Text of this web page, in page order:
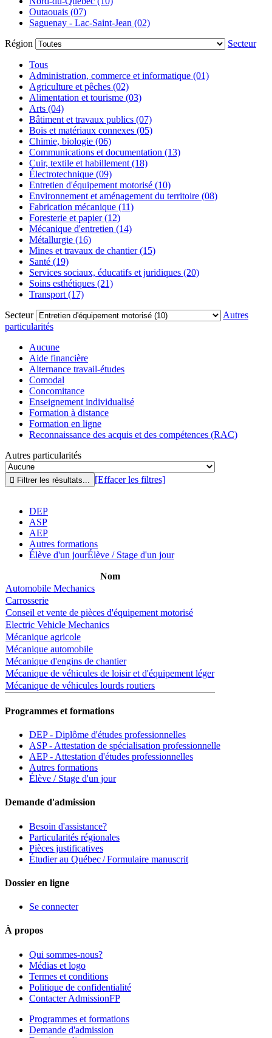
Outaouais (07)
Saguenay - Lac-Saint-Jean (02)
Région
Secteur
Tous
Administration, commerce et informatique (01)
Agriculture et pêches (02)
Alimentation et tourisme (03)
Arts (04)
Bâtiment et travaux publics (07)
Bois et matériaux connexes (05)
Chimie, biologie (06)
Communications et documentation (13)
Cuir, textile et habillement (18)
Électrotechnique (09)
Entretien d'équipement motorisé (10)
Environnement et aménagement du territoire (08)
Fabrication mécanique (11)
Foresterie et papier (12)
Mécanique d'entretien (14)
Métallurgie (16)
Mines et travaux de chantier (15)
Santé (19)
Services sociaux, éducatifs et juridiques (20)
Soins esthétiques (21)
Transport (17)
Secteur
Autres
particularités
Aucune
Aide financière
Alternance travail-études
Comodal
Concomitance
Enseignement individualisé
Formation à distance
Formation en ligne
Reconnaissance des acquis et des compétences (RAC)
Autres particularités
[Effacer les filtres]
DEP
ASP
AEP
Autres formations
Élève d'un jourÉlève / Stage d'un jour
Nom
Automobile Mechanics
Carrosserie
Conseil et vente de pièces d'équipement motorisé
Electric Vehicle Mechanics
Mécanique agricole
Mécanique automobile
Mécanique d'engins de chantier
Mécanique de véhicules de loisir et d'équipement léger
Mécanique de véhicules lourds routiers
Programmes et formations
DEP - Diplôme d'études professionnelles
ASP - Attestation de spécialisation professionnelle
AEP - Attestation d'études professionnelles
Autres formations
Élève / Stage d'un jour
Demande d'admission
Besoin d'assistance?
Particularités régionales
Pièces justificatives
Étudier au Québec / Formulaire manuscrit
Dossier en ligne
Se connecter
À propos
Qui sommes-nous?
Médias et logo
Termes et conditions
Politique de confidentialité
Contacter AdmissionFP
Programmes et formations
Demande d'admission